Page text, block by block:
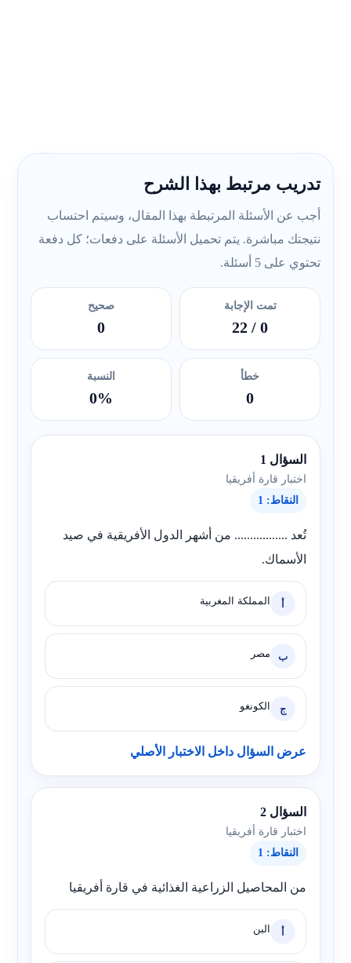
تدريب مرتبط بهذا الشرح
أجب عن الأسئلة المرتبطة بهذا المقال، وسيتم احتساب
نتيجتك مباشرة. يتم تحميل الأسئلة على دفعات؛ كل دفعة
تحتوي على 5 أسئلة.
تمت الإجابة
0
/ 22
صحيح
0
خطأ
0
النسبة
0%
السؤال 1
اختبار قارة أفريقيا
النقاط: 1
تُعد ................. من أشهر الدول الأفريقية في صيد
الأسماك.
أ المملكة المغربية
ب مصر
ج الكونغو
عرض السؤال داخل الاختبار الأصلي
السؤال 2
اختبار قارة أفريقيا
النقاط: 1
من المحاصيل الزراعية الغذائية في قارة أفريقيا
أ البن